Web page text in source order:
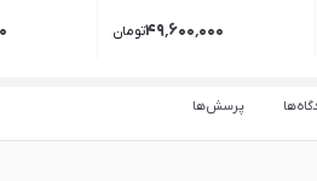
۴۹٬۶۰۰٬۰۰۰تومان
پرسش‌ها